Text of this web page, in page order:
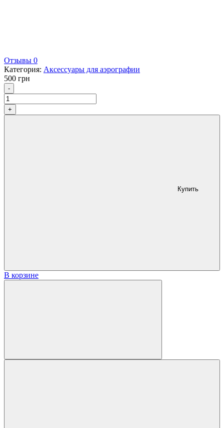
Отзывы 0
Категория: Аксессуары для аэрографии
500 грн
- Количество
+
Купить
В корзине